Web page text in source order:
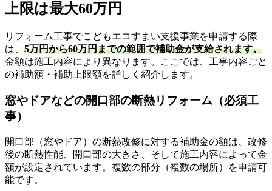
上限は最大60万円
リフォーム工事でこどもエコすまい支援事業を申請する際
は、 5万円から60万円までの範囲で補助金が支給されます。
金額は施工内容により異なります。ここでは、工事内容ごと
の補助額・補助上限額を詳しく紹介します。
窓やドアなどの開口部の断熱リフォーム（必須工
事）
開口部（窓やドア）の断熱改修に対する補助金の額は、改修
後の断熱性能、開口部の大きさ、そして施工内容によって金
額が設定されています。複数の部分（複数の場所）を申請可
能です。